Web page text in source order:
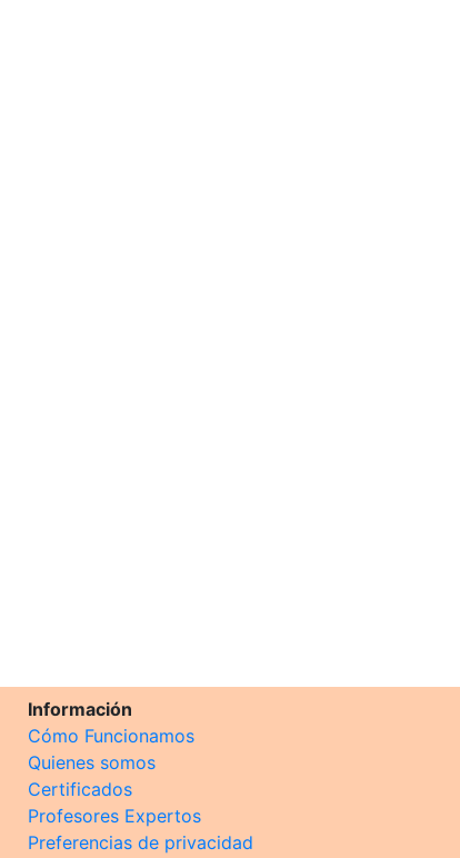
Información
Cómo Funcionamos
Quienes somos
Certificados
Profesores Expertos
Preferencias de privacidad